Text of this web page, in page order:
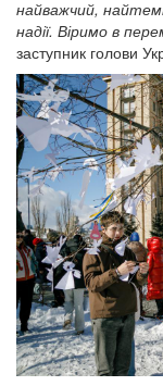
найважчий,
надії. Віримо в
заступник голови